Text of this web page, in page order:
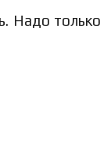
Надо только